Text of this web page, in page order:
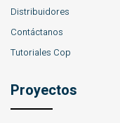
Distribuidores
Contáctanos
Tutoriales Cop
Proyectos